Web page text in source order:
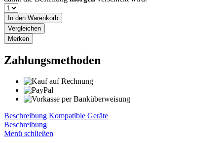
In den Warenkorb
Vergleichen
Merken
Zahlungsmethoden
Beschreibung Kompatible Geräte
Beschreibung
Menü schließen